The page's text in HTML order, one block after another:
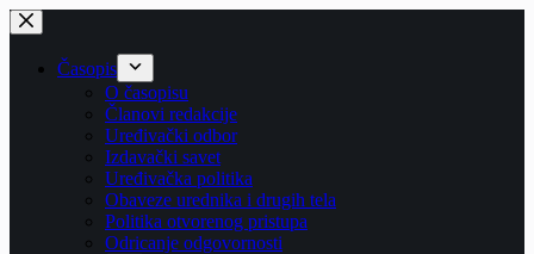
Skip
to
contentČasopis
O časopisu
Članovi redakcije
Uređivački odbor
Izdavački savet
Uređivačka politika
Obaveze urednika i drugih tela
Politika otvorenog pristupa
Odricanje odgovornosti